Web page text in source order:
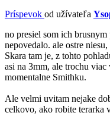
Príspevok od užívateľa
no presiel som ich brusnym
nepovedalo. ale ostre
Skara tam je, z tohto
asi na 3mm, ale trochu
momentalne Smithku.
Ale velmi uvitam nejake
celkovo, ako robite terarka